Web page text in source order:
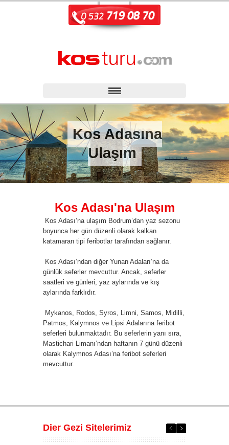
Kos Adasına
Ulaşım
Kos Adası'na Ulaşım
Kos Adası’na ulaşım Bodrum’dan yaz sezonu
boyunca her gün düzenli olarak kalkan
katamaran tipi feribotlar tarafından sağlanır.
Kos Adası’ndan diğer Yunan Adaları’na da
günlük seferler mevcuttur. Ancak, seferler
saatleri ve günleri, yaz aylarında ve kış
aylarında farklıdır.
Mykanos, Rodos, Syros, Limni, Samos, Midilli,
Patmos, Kalymnos ve Lipsi Adalarına feribot
seferleri bulunmaktadır. Bu seferlerin yanı sıra,
Mastichari Limanı’ndan haftanın 7 günü düzenli
olarak Kalymnos Adası’na feribot seferleri
mevcuttur.
Dier Gezi Sitelerimiz